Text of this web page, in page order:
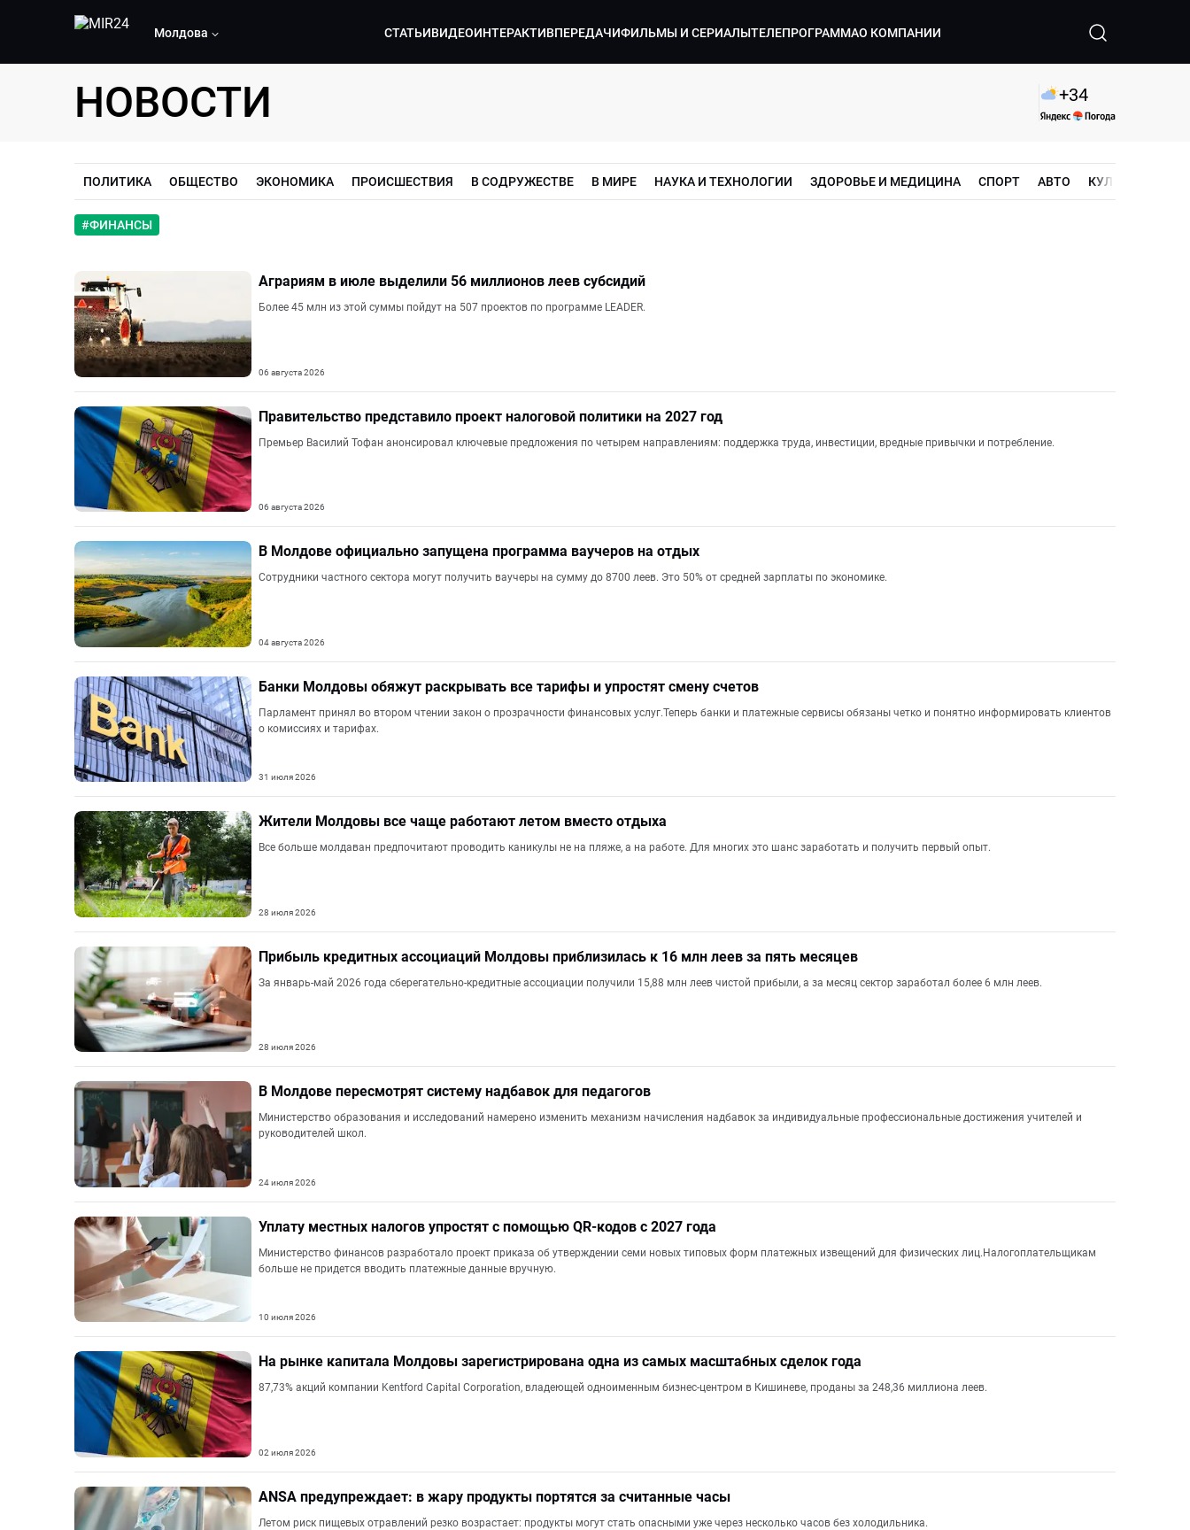
Молдова СТАТЬИВИДЕОИНТЕРАКТИВПЕРЕДАЧИФИЛЬМЫ И СЕРИАЛЫТЕЛЕПРОГРАММАО КОМПАНИИ
НОВОСТИ +34
ПОЛИТИКА ОБЩЕСТВО ЭКОНОМИКА ПРОИСШЕСТВИЯ В СОДРУЖЕСТВЕ В МИРЕ НАУКА И ТЕХНОЛОГИИ ЗДОРОВЬЕ И МЕДИЦИНА СПОРТ АВТО КУЛЬТУРА
#ФИНАНСЫ
Аграриям в июле выделили 56 миллионов леев субсидий
Более 45 млн из этой суммы пойдут на 507 проектов по программе LEADER.
06 августа 2026
Правительство представило проект налоговой политики на 2027 год
Премьер Василий Тофан анонсировал ключевые предложения по четырем направлениям: поддержка труда, инвестиции, вредные привычки и потребление.
06 августа 2026
В Молдове официально запущена программа ваучеров на отдых
Сотрудники частного сектора могут получить ваучеры на сумму до 8700 леев. Это 50% от средней зарплаты по экономике.
04 августа 2026
Банки Молдовы обяжут раскрывать все тарифы и упростят смену счетов
Парламент принял во втором чтении закон о прозрачности финансовых услуг.Теперь банки и платежные сервисы обязаны четко и понятно информировать клиентов
о комиссиях и тарифах.
31 июля 2026
Жители Молдовы все чаще работают летом вместо отдыха
Все больше молдаван предпочитают проводить каникулы не на пляже, а на работе. Для многих это шанс заработать и получить первый опыт.
28 июля 2026
Прибыль кредитных ассоциаций Молдовы приблизилась к 16 млн леев за пять месяцев
За январь-май 2026 года сберегательно-кредитные ассоциации получили 15,88 млн леев чистой прибыли, а за месяц сектор заработал более 6 млн леев.
28 июля 2026
В Молдове пересмотрят систему надбавок для педагогов
Министерство образования и исследований намерено изменить механизм начисления надбавок за индивидуальные профессиональные достижения учителей и
руководителей школ.
24 июля 2026
Уплату местных налогов упростят с помощью QR-кодов с 2027 года
Министерство финансов разработало проект приказа об утверждении семи новых типовых форм платежных извещений для физических лиц.Налогоплательщикам
больше не придется вводить платежные данные вручную.
10 июля 2026
На рынке капитала Молдовы зарегистрирована одна из самых масштабных сделок года
87,73% акций компании Kentford Capital Corporation, владеющей одноименным бизнес-центром в Кишиневе, проданы за 248,36 миллиона леев.
02 июля 2026
ANSA предупреждает: в жару продукты портятся за считанные часы
Летом риск пищевых отравлений резко возрастает: продукты могут стать опасными уже через несколько часов без холодильника.